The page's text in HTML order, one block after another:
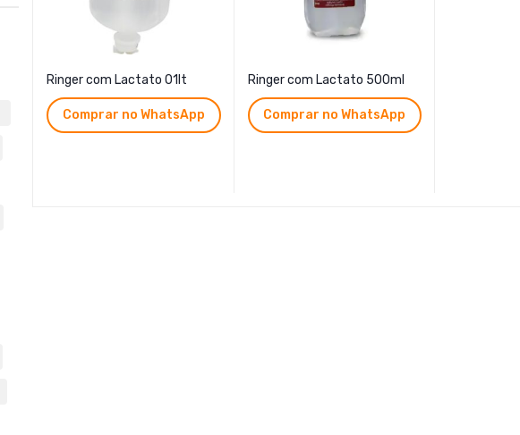
Ringer com Lactato 01lt
Comprar no WhatsApp
Ringer com Lactato 500ml
Comprar no WhatsApp